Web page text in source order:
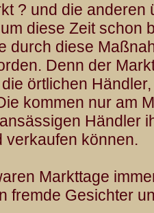
? und die anderen
diese Zeit schon
durch diese
Denn der
örtlichen
kommen nur am
Händler
verkaufen können.
Markttage
fremde Gesichter